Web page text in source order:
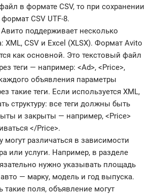
в формате CSV, то при сохранении
CSV UTF-8.
Авито поддерживает несколько
CSV и Excel (XLSX). Формат Avito
как основной. Это текстовый файл
теги — например: <Ad>, <Price>,
объявления параметры
такие теги. Если используется XML,
структуру: все теги должны быть
и закрыты — например, <Price>
</Price>.
могут различаться в зависимости
или услуги. Например, в разделе
нужно указывать площадь
— марку, модель и год выпуска.
такие поля, объявление могут